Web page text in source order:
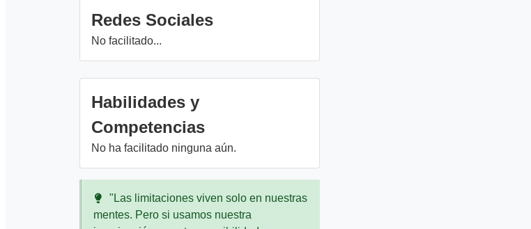
Redes Sociales
No facilitado...
Habilidades y
Competencias
No ha facilitado ninguna aún.
"Las limitaciones viven solo en nuestras
mentes. Pero si usamos nuestra